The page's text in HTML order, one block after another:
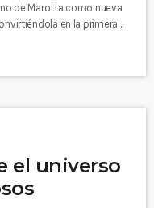
de Marotta como nueva
en la primera
La información la
el universo